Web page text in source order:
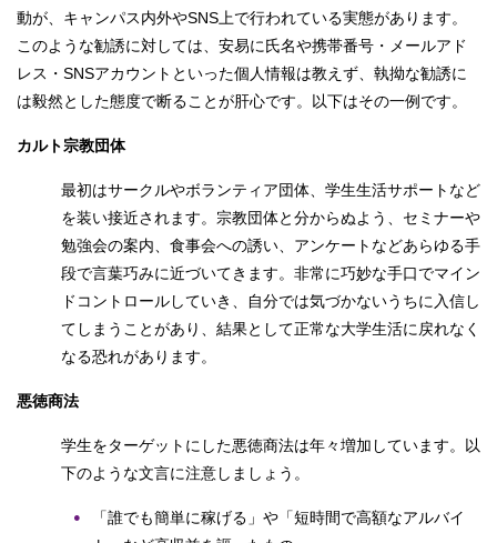
動が、キャンパス内外やSNS上で行われている実態があります。
このような勧誘に対しては、安易に氏名や携帯番号・メールアド
レス・SNSアカウントといった個人情報は教えず、執拗な勧誘に
は毅然とした態度で断ることが肝心です。以下はその一例です。
カルト宗教団体
最初はサークルやボランティア団体、学生生活サポートなど
を装い接近されます。宗教団体と分からぬよう、セミナーや
勉強会の案内、食事会への誘い、アンケートなどあらゆる手
段で言葉巧みに近づいてきます。非常に巧妙な手口でマイン
ドコントロールしていき、自分では気づかないうちに入信し
てしまうことがあり、結果として正常な大学生活に戻れなく
なる恐れがあります。
悪徳商法
学生をターゲットにした悪徳商法は年々増加しています。以
下のような文言に注意しましょう。
「誰でも簡単に稼げる」や「短時間で高額なアルバイ